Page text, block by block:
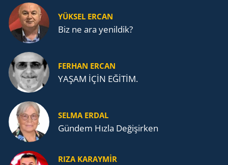
YÜKSEL ERCAN
Biz ne ara yenildik?
FERHAN ERCAN
YAŞAM İÇİN EĞİTİM.
SELMA ERDAL
Gündem Hızla Değişirken
RIZA KARAYMIR